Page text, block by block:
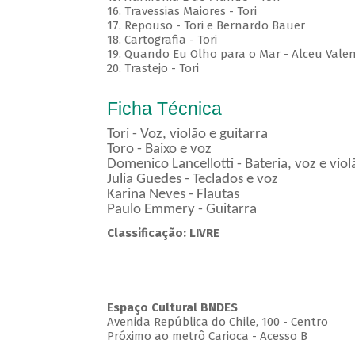
16. Travessias Maiores - Tori
17. Repouso - Tori e Bernardo Bauer
⁠18. Cartografia - Tori
19. Quando Eu Olho para o Mar - Alceu
20. Trastejo - Tori
Ficha Técnica
Tori - Voz, violão e guitarra
Toro - Baixo e voz
Domenico Lancellotti - Bateria, voz e
Julia Guedes - Teclados e voz
Karina Neves - Flautas
Paulo Emmery - Guitarra
Classificação: LIVRE
Espaço Cultural BNDES
Avenida República do Chile, 100 - Centro
Próximo ao metrô Carioca - Acesso B